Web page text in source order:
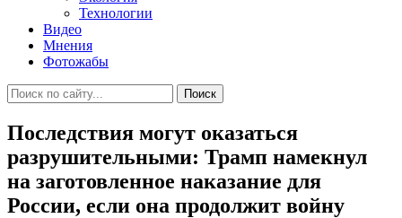
Технологии
Видео
Мнения
Фотожабы
Поиск
Последствия могут оказаться
разрушительными: Трамп намекнул
на заготовленное наказание для
России, если она продолжит войну